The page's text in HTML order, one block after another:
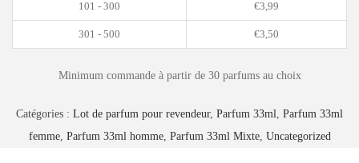
101 - 300 €3,99
301 - 500 €3,50
Minimum commande à partir de 30 parfums au choix
Catégories : Lot de parfum pour revendeur, Parfum 33ml, Parfum 33ml
femme, Parfum 33ml homme, Parfum 33ml Mixte, Uncategorized